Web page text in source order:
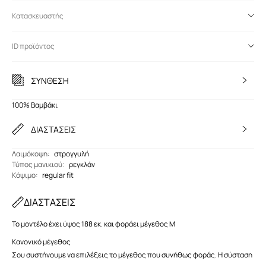
Κατασκευαστής
ID προϊόντος
ΣΥΝΘΕΣΗ
100% Βαμβάκι
ΔΙΑΣΤΑΣΕΙΣ
Λαιμόκοψη: στρογγυλή
Τύπος μανικιού: ρεγκλάν
Κόψιμο: regular fit
ΔΙΑΣΤΑΣΕΙΣ
Το μοντέλο έχει ύψος 188 εκ. και φοράει μέγεθος M
Κανονικό μέγεθος
Σου συστήνουμε να επιλέξεις το μέγεθος που συνήθως φοράς. Η σύσταση